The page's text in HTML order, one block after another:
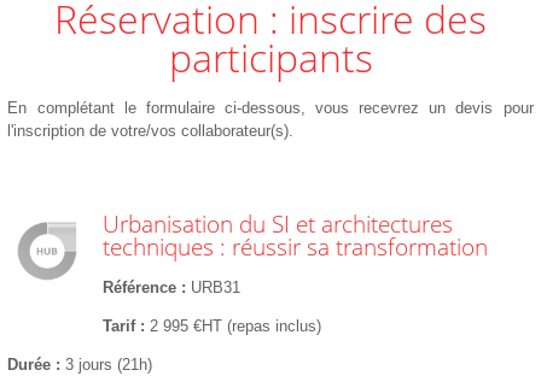
Réservation : inscrire des
participants
En complétant le formulaire ci-dessous, vous recevrez un devis pour
l'inscription de votre/vos collaborateur(s).
Urbanisation du SI et architectures
techniques : réussir sa transformation
Référence URB31
Tarif 2 995 €HT (repas inclus)
Durée 3 jours (21h)